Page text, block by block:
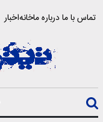
تماس با مادرباره ماخانهاخبار